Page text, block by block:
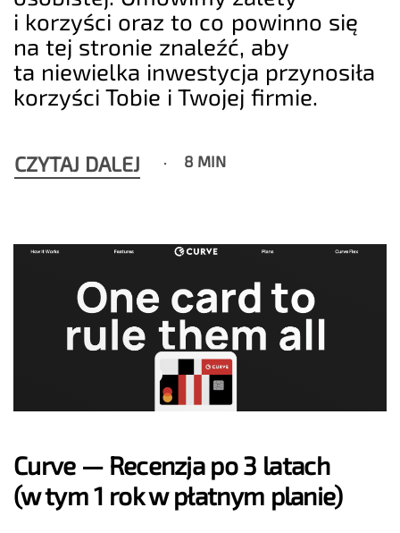
i korzyści oraz to co powinno się
na tej stronie znaleźć, aby
ta niewielka inwestycja przynosiła
korzyści Tobie i Twojej firmie.
CZYTAJ DALEJ 8 MIN
Curve — Recenzja po 3 latach
(w tym 1 rok w płatnym planie)